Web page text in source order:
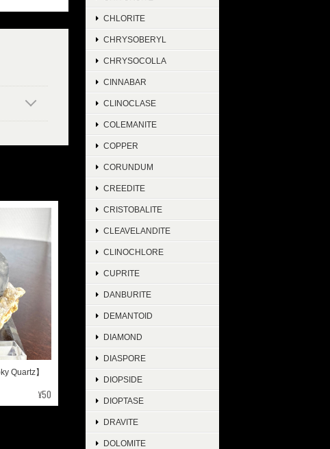
Quartz】
¥50
CHLORITE
CHRYSOBERYL
CHRYSOCOLLA
CINNABAR
CLINOCLASE
COLEMANITE
COPPER
CORUNDUM
CREEDITE
CRISTOBALITE
CLEAVELANDITE
CLINOCHLORE
CUPRITE
DANBURITE
DEMANTOID
DIAMOND
DIASPORE
DIOPSIDE
DIOPTASE
DRAVITE
DOLOMITE